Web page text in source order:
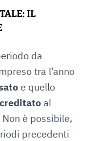
IL
da
tra l’anno
e quello
al
è possibile,
precedenti